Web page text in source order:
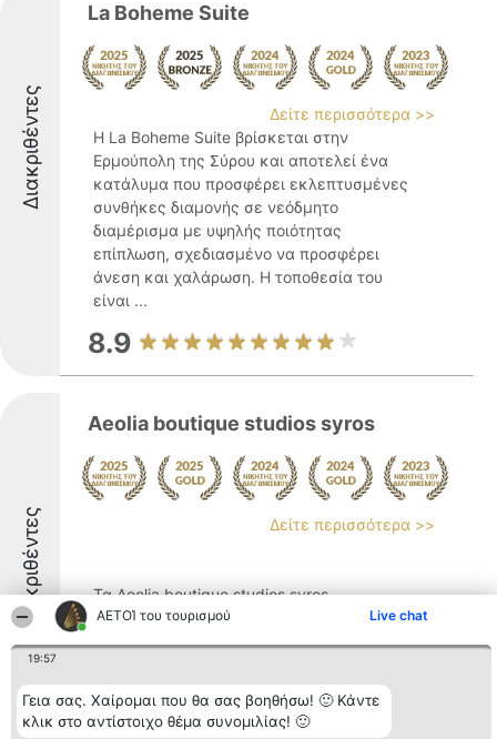
ΑΕΤΟΊ του τουρισμού Live chat
19:57
Γεια σας. Χαίρομαι που θα σας βοηθήσω! 🙂 Κάντε
κλικ στο αντίστοιχο θέμα συνομιλίας! 🙂
Διακριθέντες
La Boheme Suite
Δείτε περισσότερα >>
Η La Boheme Suite βρίσκεται στην
Ερμούπολη της Σύρου και αποτελεί ένα
κατάλυμα που προσφέρει εκλεπτυσμένες
συνθήκες διαμονής σε νεόδμητο
διαμέρισμα με υψηλής ποιότητας
επίπλωση, σχεδιασμένο να προσφέρει
άνεση και χαλάρωση. Η τοποθεσία του
είναι ...
8.9
Διακριθέντες
Aeolia boutique studios syros
Δείτε περισσότερα >>
Τα Aeolia boutique studios syros
βρίσκονται στην καρδιά της Ερμούπολης
στη Σύρο, προσφέροντας μια ιδιαίτερη
ανακαινισμένα boutique στούντιο και
διαμερίσματά τους. Ο σχεδιασμός των
καταλυμάτων συνδυάζει ...